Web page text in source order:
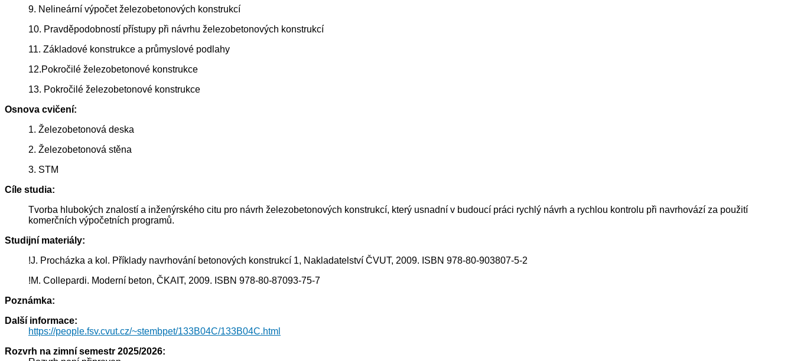
9. Nelineární výpočet železobetonových konstrukcí
10. Pravděpodobností přístupy při návrhu železobetonových konstrukcí
11. Základové konstrukce a průmyslové podlahy
12.Pokročilé železobetonové konstrukce
13. Pokročilé železobetonové konstrukce
Osnova cvičení:
1. Železobetonová deska
2. Železobetonová stěna
3. STM
Cíle studia:
Tvorba hlubokých znalostí a inženýrského citu pro návrh železobetonových konstrukcí, který usnadní v budoucí práci rychlý návrh a rychlou kontrolu při navrhovází za použití
komerčních výpočetních programů.
Studijní materiály:
!J. Procházka a kol. Příklady navrhování betonových konstrukcí 1, Nakladatelství ČVUT, 2009. ISBN 978-80-903807-5-2
!M. Collepardi. Moderní beton, ČKAIT, 2009. ISBN 978-80-87093-75-7
Poznámka:
Další informace:
https://people.fsv.cvut.cz/~stembpet/133B04C/133B04C.html
Rozvrh na zimní semestr 2025/2026: